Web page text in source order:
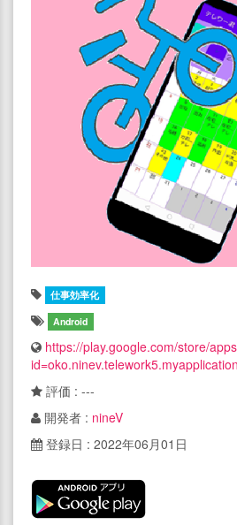
仕事効率化
Android
https://play.google.com/store/
id=oko.ninev.telework5.myapplication
評価 : ---
開発者 : nineV
登録日 : 2022年06月01日